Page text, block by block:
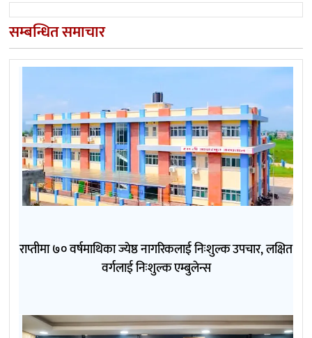
सम्बन्धित समाचार
राप्तीमा ७० वर्षमाथिका ज्येष्ठ नागरिकलाई निःशुल्क उपचार, लक्षित
वर्गलाई निःशुल्क एम्बुलेन्स